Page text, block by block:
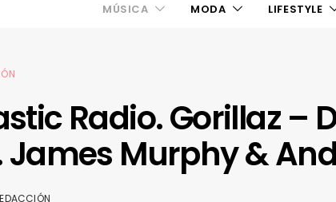
MÚSICA MODA LIFESTYLE
Radio. Gorillaz –
James Murphy &